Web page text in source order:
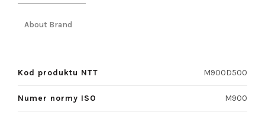
About Brand
Kod produktu NTT M900D500
Numer normy ISO M900